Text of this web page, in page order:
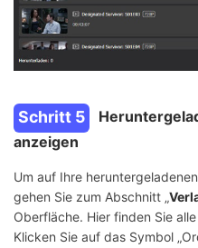
Schritt 5
anzeigen
Um auf Ihre
gehen Sie zum Abschnitt „
Oberfläche. Hier finden Sie
Klicken Sie auf das Symbol